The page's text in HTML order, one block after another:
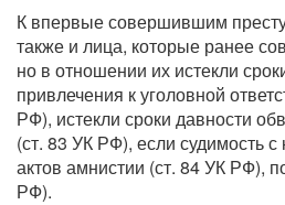
К впервые совершившим
также и лица, которые ранее
но в отношении их истекли
привлечения к уголовной
РФ), истекли сроки давности
(ст. 83 УК РФ), если судимость с
актов амнистии (ст. 84 УК РФ),
РФ).